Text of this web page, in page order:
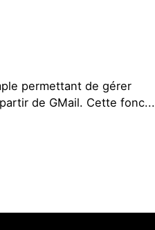
permettant de gérer
de GMail. Cette fonc...